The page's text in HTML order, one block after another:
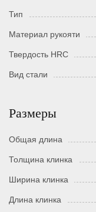
Тип
Материал рукояти
Твердость HRC
Вид стали
Размеры
Общая длина
Толщина клинка
Ширина клинка
Длина клинка